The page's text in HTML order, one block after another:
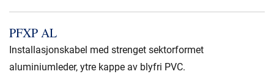
PFXP AL
Installasjonskabel med strenget sektorformet
aluminiumleder, ytre kappe av blyfri PVC.